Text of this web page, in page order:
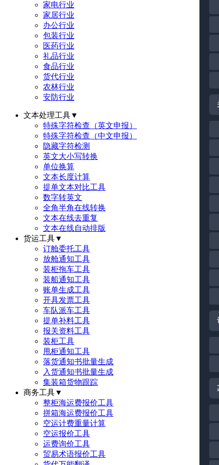
家电行业
家居行业
办公行业
包装行业
医药行业
礼品行业
食品行业
货代行业
农林行业
安防行业
文本处理工具▼
特殊字符检查（英文申报）
特殊字符检查（中文申报）
隐藏字符检测
英文大小写转换
单位换算
文本长度计算
提单文本对比工具
数字转英文
全角半角在线转换
文本在线去重复
文本在线自动排版
货运工具▼
订舱委托工具
放舱通知工具
装柜拖车工具
装船通知工具
账单生成工具
开具发票工具
车队派车工具
提单补料工具
报关资料工具
装柜工具
甩柜通知工具
落货通知书批量生成
入货通知书批量生成
集装箱货物跟踪
商务工具▼
整柜海运费报价工具
拼箱海运费报价工具
空运计费重量计算
空运报价工具
运费询价工具
贸易术语报价工具